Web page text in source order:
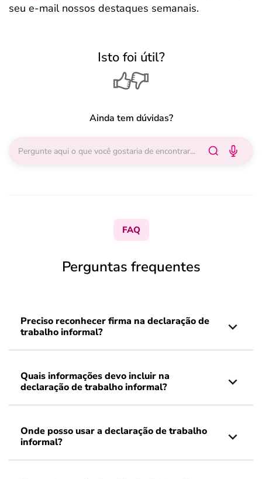
seu e-mail nossos destaques semanais.
Isto foi útil?
Ainda tem dúvidas?
FAQ
Perguntas frequentes
Preciso reconhecer firma na declaração de
trabalho informal?
Quais informações devo incluir na
declaração de trabalho informal?
Onde posso usar a declaração de trabalho
informal?